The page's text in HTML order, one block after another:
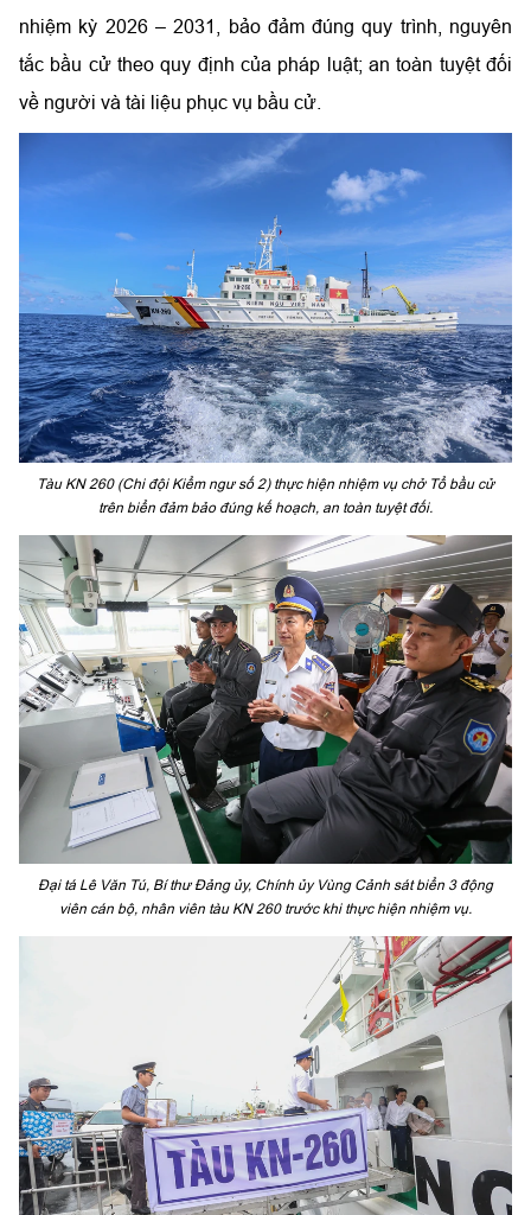
nhiệm kỳ 2026 – 2031, bảo đảm đúng quy trình, nguyên
tắc bầu cử theo quy định của pháp luật; an toàn tuyệt đối
về người và tài liệu phục vụ bầu cử.
Tàu KN 260 (Chi đội Kiểm ngư số 2) thực hiện nhiệm vụ chở Tổ bầu cử
trên biển đảm bảo đúng kế hoạch, an toàn tuyệt đối.
Đại tá Lê Văn Tú, Bí thư Đảng ủy, Chính ủy Vùng Cảnh sát biển 3 động
viên cán bộ, nhân viên tàu KN 260 trước khi thực hiện nhiệm vụ.